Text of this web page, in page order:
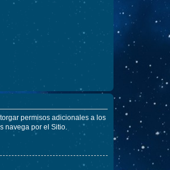
permisos adicionales a los
navega por el Sitio.